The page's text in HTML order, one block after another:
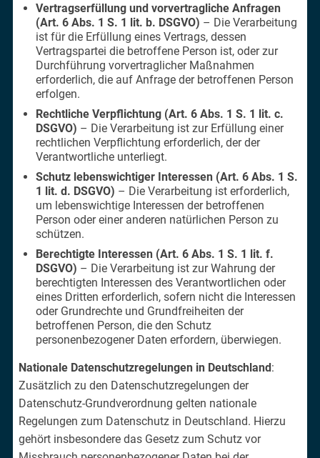
Vertragserfüllung und vorvertragliche Anfragen
(Art. 6 Abs. 1 S. 1 lit. b. DSGVO) – Die Verarbeitung
ist für die Erfüllung eines Vertrags, dessen
Vertragspartei die betroffene Person ist, oder zur
Durchführung vorvertraglicher Maßnahmen
erforderlich, die auf Anfrage der betroffenen Person
erfolgen.
Rechtliche Verpflichtung (Art. 6 Abs. 1 S. 1 lit. c.
DSGVO) – Die Verarbeitung ist zur Erfüllung einer
rechtlichen Verpflichtung erforderlich, der der
Verantwortliche unterliegt.
Schutz lebenswichtiger Interessen (Art. 6 Abs. 1 S.
1 lit. d. DSGVO) – Die Verarbeitung ist erforderlich,
um lebenswichtige Interessen der betroffenen
Person oder einer anderen natürlichen Person zu
schützen.
Berechtigte Interessen (Art. 6 Abs. 1 S. 1 lit. f.
DSGVO) – Die Verarbeitung ist zur Wahrung der
berechtigten Interessen des Verantwortlichen oder
eines Dritten erforderlich, sofern nicht die Interessen
oder Grundrechte und Grundfreiheiten der
betroffenen Person, die den Schutz
personenbezogener Daten erfordern, überwiegen.
Nationale Datenschutzregelungen in Deutschland:
Zusätzlich zu den Datenschutzregelungen der
Datenschutz-Grundverordnung gelten nationale
Regelungen zum Datenschutz in Deutschland. Hierzu
gehört insbesondere das Gesetz zum Schutz vor